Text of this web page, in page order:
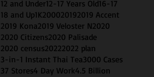
12 and Under12-17 Years Old16-17
18 and Up1K200020192019 Accent
2019 Kona2019 Veloster N2020
2020 Citizens2020 Palisade
2020 census20222022 plan
3-in-1 Instant Thai Tea3000 Cases
37 Stores4 Day Work4.5 Billion